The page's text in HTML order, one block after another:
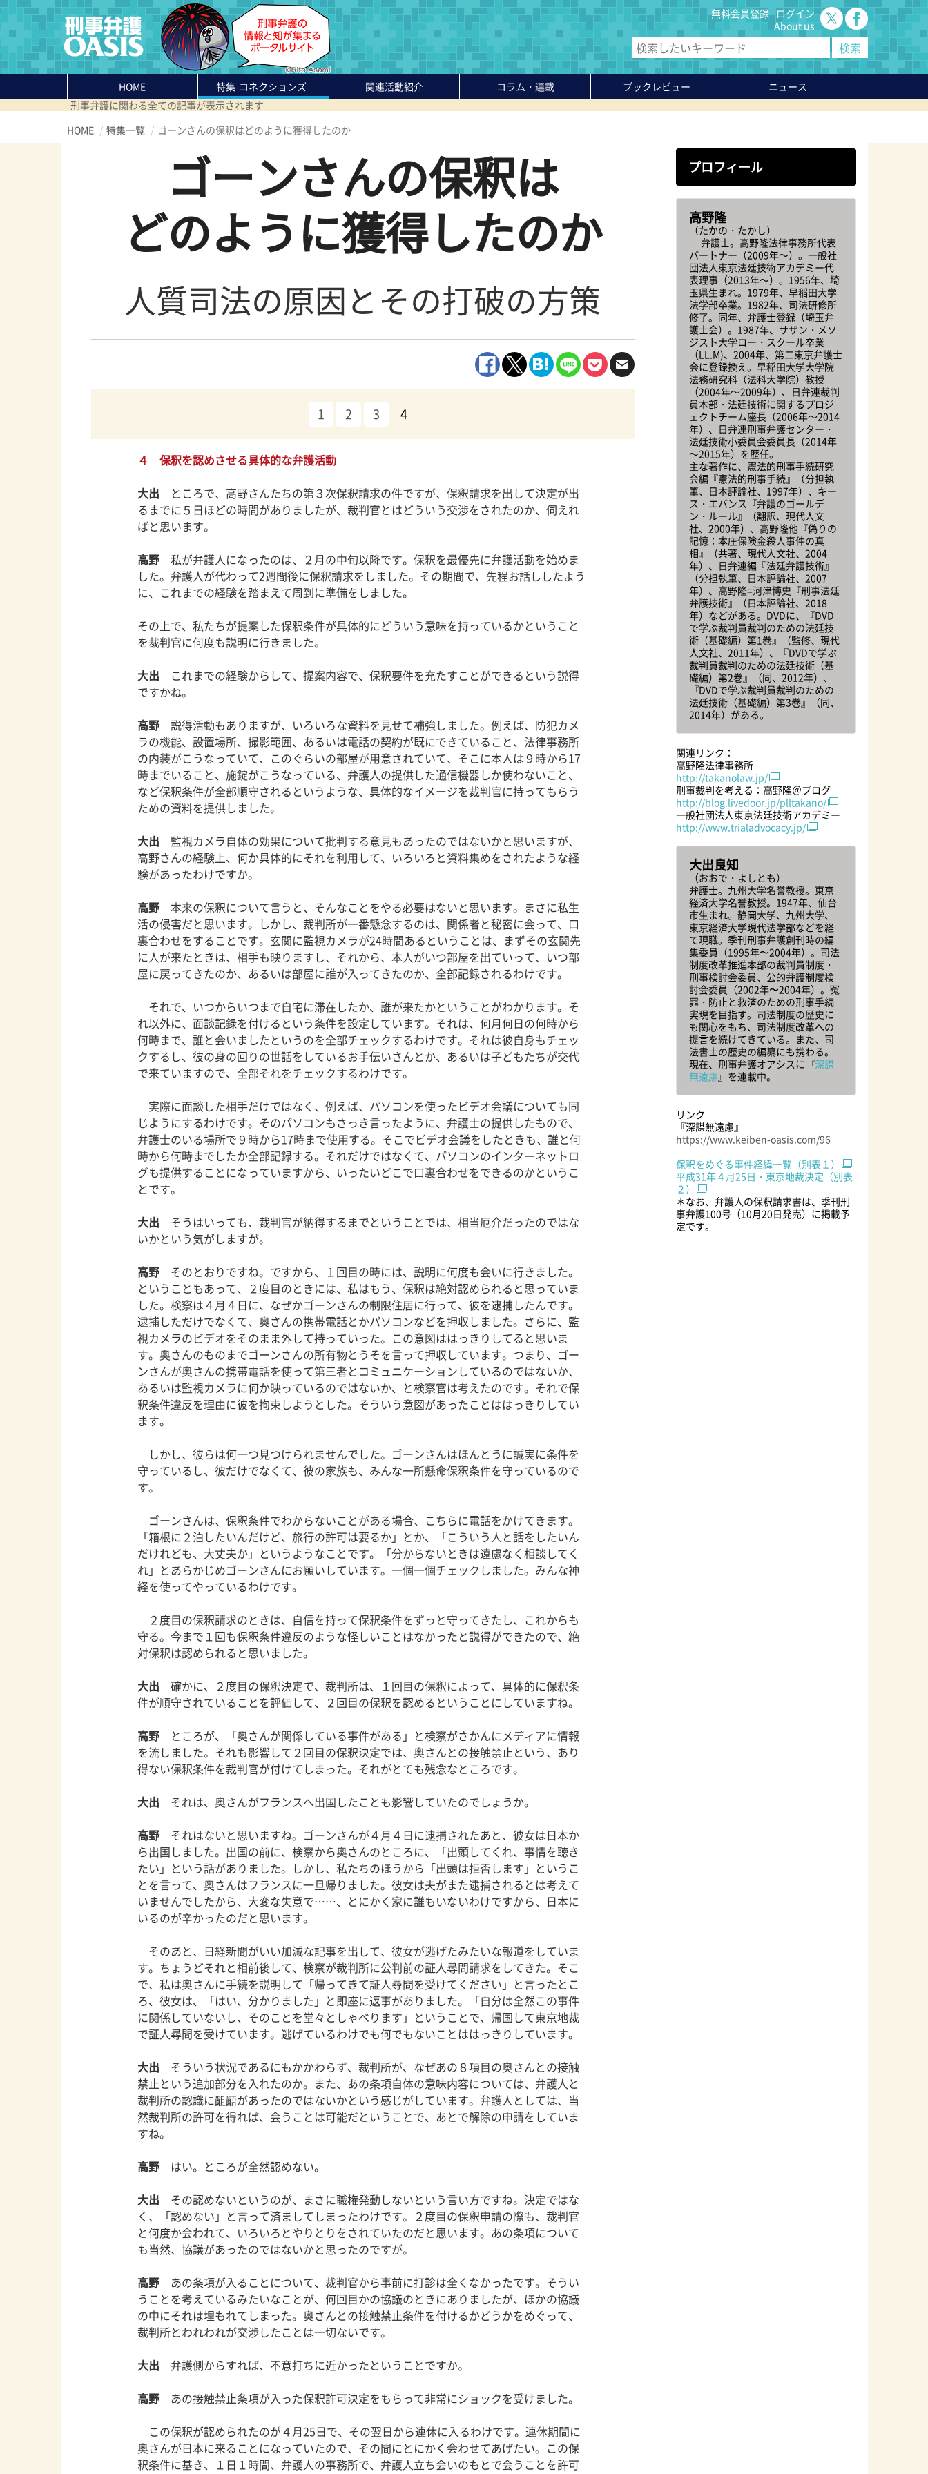
無料会員登録 ログイン
About us
HOME 特集-コネクションズ- 関連活動紹介 コラム・連載 ブックレビュー
ニュース
刑事弁護に関わる全ての記事が表示されます
HOME
特集一覧 ゴーンさんの保釈はどのように獲得したのか
ゴーンさんの保釈は
どのように獲得したのか
人質司法の原因とその打破の方策
1 2 3 4
４ 保釈を認めさせる具体的な弁護活動
大出 ところで、高野さんたちの第３次保釈請求の件ですが、保釈請求を出して決定が出
るまでに５日ほどの時間がありましたが、裁判官とはどういう交渉をされたのか、伺えれ
ばと思います。
高野 私が弁護人になったのは、２月の中旬以降です。保釈を最優先に弁護活動を始めま
した。弁護人が代わって2週間後に保釈請求をしました。その期間で、先程お話ししたよう
に、これまでの経験を踏まえて周到に準備をしました。
その上で、私たちが提案した保釈条件が具体的にどういう意味を持っているかということ
を裁判官に何度も説明に行きました。
大出 これまでの経験からして、提案内容で、保釈要件を充たすことができるという説得
ですかね。
高野 説得活動もありますが、いろいろな資料を見せて補強しました。例えば、防犯カメ
ラの機能、設置場所、撮影範囲、あるいは電話の契約が既にできていること、法律事務所
の内装がこうなっていて、このぐらいの部屋が用意されていて、そこに本人は９時から17
時までいること、施錠がこうなっている、弁護人の提供した通信機器しか使わないこと、
など保釈条件が全部順守されるというような、具体的なイメージを裁判官に持ってもらう
ための資料を提供しました。
大出 監視カメラ自体の効果について批判する意見もあったのではないかと思いますが、
高野さんの経験上、何か具体的にそれを利用して、いろいろと資料集めをされたような経
験があったわけですか。
高野 本来の保釈について言うと、そんなことをやる必要はないと思います。まさに私生
活の侵害だと思います。しかし、裁判所が一番懸念するのは、関係者と秘密に会って、口
裏合わせをすることです。玄関に監視カメラが24時間あるということは、まずその玄関先
に人が来たときは、相手も映りますし、それから、本人がいつ部屋を出ていって、いつ部
屋に戻ってきたのか、あるいは部屋に誰が入ってきたのか、全部記録されるわけです。
それで、いつからいつまで自宅に滞在したか、誰が来たかということがわかります。そ
れ以外に、面談記録を付けるという条件を設定しています。それは、何月何日の何時から
何時まで、誰と会いましたというのを全部チェックするわけです。それは彼自身もチェッ
クするし、彼の身の回りの世話をしているお手伝いさんとか、あるいは子どもたちが交代
で来ていますので、全部それをチェックするわけです。
実際に面談した相手だけではなく、例えば、パソコンを使ったビデオ会議についても同
じようにするわけです。そのパソコンもさっき言ったように、弁護士の提供したもので、
弁護士のいる場所で９時から17時まで使用する。そこでビデオ会議をしたときも、誰と何
時から何時までしたか全部記録する。それだけではなくて、パソコンのインターネットロ
グも提供することになっていますから、いったいどこで口裏合わせをできるのかというこ
とです。
大出 そうはいっても、裁判官が納得するまでということでは、相当厄介だったのではな
いかという気がしますが。
高野 そのとおりですね。ですから、１回目の時には、説明に何度も会いに行きました。
ということもあって、２度目のときには、私はもう、保釈は絶対認められると思っていま
した。検察は４月４日に、なぜかゴーンさんの制限住居に行って、彼を逮捕したんです。
逮捕しただけでなくて、奥さんの携帯電話とかパソコンなどを押収しました。さらに、監
視カメラのビデオをそのまま外して持っていった。この意図ははっきりしてると思いま
す。奥さんのものまでゴーンさんの所有物とうそを言って押収しています。つまり、ゴー
ンさんが奥さんの携帯電話を使って第三者とコミュニケーションしているのではないか、
あるいは監視カメラに何か映っているのではないか、と検察官は考えたのです。それで保
釈条件違反を理由に彼を拘束しようとした。そういう意図があったことははっきりしてい
ます。
しかし、彼らは何一つ見つけられませんでした。ゴーンさんはほんとうに誠実に条件を
守っているし、彼だけでなくて、彼の家族も、みんな一所懸命保釈条件を守っているので
す。
ゴーンさんは、保釈条件でわからないことがある場合、こちらに電話をかけてきます。
「箱根に２泊したいんだけど、旅行の許可は要るか」とか、「こういう人と話をしたいん
だけれども、大丈夫か」というようなことです。「分からないときは遠慮なく相談してく
れ」とあらかじめゴーンさんにお願いしています。一個一個チェックしました。みんな神
経を使ってやっているわけです。
２度目の保釈請求のときは、自信を持って保釈条件をずっと守ってきたし、これからも
守る。今まで１回も保釈条件違反のような怪しいことはなかったと説得ができたので、絶
対保釈は認められると思いました。
大出 確かに、２度目の保釈決定で、裁判所は、１回目の保釈によって、具体的に保釈条
件が順守されていることを評価して、２回目の保釈を認めるということにしていますね。
高野 ところが、「奥さんが関係している事件がある」と検察がさかんにメディアに情報
を流しました。それも影響して２回目の保釈決定では、奥さんとの接触禁止という、あり
得ない保釈条件を裁判官が付けてしまった。それがとても残念なところです。
大出 それは、奥さんがフランスへ出国したことも影響していたのでしょうか。
高野 それはないと思いますね。ゴーンさんが４月４日に逮捕されたあと、彼女は日本か
ら出国しました。出国の前に、検察から奥さんのところに、「出頭してくれ、事情を聴き
たい」という話がありました。しかし、私たちのほうから「出頭は拒否します」というこ
とを言って、奥さんはフランスに一旦帰りました。彼女は夫がまた逮捕されるとは考えて
いませんでしたから、大変な失意で……、とにかく家に誰もいないわけですから、日本に
いるのが辛かったのだと思います。
そのあと、日経新聞がいい加減な記事を出して、彼女が逃げたみたいな報道をしていま
す。ちょうどそれと相前後して、検察が裁判所に公判前の証人尋問請求をしてきた。そこ
で、私は奥さんに手続を説明して「帰ってきて証人尋問を受けてください」と言ったとこ
ろ、彼女は、「はい、分かりました」と即座に返事がありました。「自分は全然この事件
に関係していないし、そのことを堂々としゃべります」ということで、帰国して東京地裁
で証人尋問を受けています。逃げているわけでも何でもないことははっきりしています。
大出 そういう状況であるにもかかわらず、裁判所が、なぜあの８項目の奥さんとの接触
禁止という追加部分を入れたのか。また、あの条項自体の意味内容については、弁護人と
裁判所の認識に齟齬があったのではないかという感じがしています。弁護人としては、当
然裁判所の許可を得れば、会うことは可能だということで、あとで解除の申請をしていま
すね。
高野 はい。ところが全然認めない。
大出 その認めないというのが、まさに職権発動しないという言い方ですね。決定ではな
く、「認めない」と言って済ましてしまったわけです。２度目の保釈申請の際も、裁判官
と何度か会われて、いろいろとやりとりをされていたのだと思います。あの条項について
も当然、協議があったのではないかと思ったのですが。
高野 あの条項が入ることについて、裁判官から事前に打診は全くなかったです。そうい
うことを考えているみたいなことが、何回目かの協議のときにありましたが、ほかの協議
の中にそれは埋もれてしまった。奥さんとの接触禁止条件を付けるかどうかをめぐって、
裁判所とわれわれが交渉したことは一切ないです。
大出 弁護側からすれば、不意打ちに近かったということですか。
高野 あの接触禁止条項が入った保釈許可決定をもらって非常にショックを受けました。
この保釈が認められたのが４月25日で、その翌日から連休に入るわけです。連休期間に
奥さんが日本に来ることになっていたので、その間にとにかく会わせてあげたい。この保
釈条件に基き、１日１時間、弁護人の事務所で、弁護人立ち会いのもとで会うことを許可
プロフィール
高野隆
（たかの・たかし）
弁護士。高野隆法律事務所代表
パートナー（2009年～）。一般社
団法人東京法廷技術アカデミー代
表理事（2013年～）。1956年、埼
玉県生まれ。1979年、早稲田大学
法学部卒業。1982年、司法研修所
修了。同年、弁護士登録（埼玉弁
護士会）。1987年、サザン・メソ
ジスト大学ロー・スクール卒業
（LL.M)、2004年、第二東京弁護士
会に登録換え。早稲田大学大学院
法務研究科（法科大学院）教授
（2004年～2009年）、日弁連裁判
員本部・法廷技術に関するプロジ
ェクトチーム座長（2006年～2014
年）、日弁連刑事弁護センター・
法廷技術小委員会委員長（2014年
～2015年）を歴任。
主な著作に、憲法的刑事手続研究
会編『憲法的刑事手続』（分担執
筆、日本評論社、1997年）、キー
ス・エバンス『弁護のゴールデ
ン・ルール』（翻訳、現代人文
社、2000年）、高野隆他『偽りの
記憶：本庄保険金殺人事件の真
相』（共著、現代人文社、2004
年）、日弁連編『法廷弁護技術』
（分担執筆、日本評論社、2007
年）、高野隆=河津博史『刑事法廷
弁護技術』（日本評論社、2018
年）などがある。DVDに、『DVD
で学ぶ裁判員裁判のための法廷技
術（基礎編）第1巻』（監修、現代
人文社、2011年）、『DVDで学ぶ
裁判員裁判のための法廷技術（基
礎編）第2巻』（同、2012年）、
『DVDで学ぶ裁判員裁判のための
法廷技術（基礎編）第3巻』（同、
2014年）がある。
関連リンク：
高野隆法律事務所
http://takanolaw.jp/
刑事裁判を考える：高野隆＠ブログ
http://blog.livedoor.jp/plltakano/
一般社団法人東京法廷技術アカデミー
http://www.trialadvocacy.jp/
大出良知
（おおで・よしとも）
弁護士。九州大学名誉教授。東京
経済大学名誉教授。1947年、仙台
市生まれ。静岡大学、九州大学、
東京経済大学現代法学部などを経
て現職。季刊刑事弁護創刊時の編
集委員（1995年〜2004年）。司法
制度改革推進本部の裁判員制度・
刑事検討会委員、公的弁護制度検
討会委員（2002年〜2004年）。冤
罪・防止と救済のための刑事手続
実現を目指す。司法制度の歴史に
も関心をもち、司法制度改革への
提言を続けてきている。また、司
法書士の歴史の編纂にも携わる。
現在、刑事弁護オアシスに『深謀
無遠慮』を連載中。
リンク
『深謀無遠慮』
https://www.keiben-oasis.com/96
保釈をめぐる事件経緯一覧（別表１）
平成31年４月25日・東京地裁決定（別表
２）
＊なお、弁護人の保釈請求書は、季刊刑
事弁護100号（10月20日発売）に掲載予
定です。